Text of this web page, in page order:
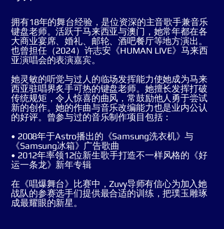
拥有18年的舞台经验，是位资深的主音歌手兼音乐
键盘老师。活跃于马来西亚与澳门，她常年都在各
大商业宴席、婚礼、邮轮、酒吧餐厅等地方演出。
也曾担任（2024）许志安《HUMAN LIVE》马来西
亚演唱会的表演嘉宾。
她灵敏的听觉与过人的临场发挥能力使她成为马来
西亚驻唱界炙手可热的键盘老师。她擅长发挥打破
传统规矩，令人惊喜的曲风，常鼓励他人勇于尝试
新的创作。她的作曲与音乐改编能力也是业内公认
的好评。曾参与过的音乐制作项目包括：
• 2008年于Astro播出的《Samsung洗衣机》与
《Samsung冰箱》广告歌曲
• 2012年率领12位新生歌手打造不一样风格的《好
运一条龙》新年专辑
在《唱爆舞台》比赛中，Zuvy导师有信心为加入她
战队的参赛选手们提供最合适的训练，把璞玉雕琢
成最耀眼的新星。